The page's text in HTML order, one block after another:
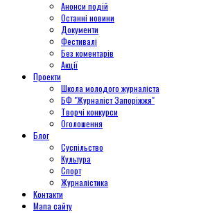
Анонси подій
Останні новини
Документи
Фестивалі
Без коментарів
Акції
Проекти
Школа молодого журналіста
БФ "Журналіст Запоріжжя"
Творчі конкурси
Оголошення
Блог
Суспільство
Культура
Спорт
Журналістика
Контакти
Мапа сайту